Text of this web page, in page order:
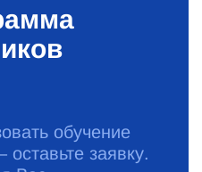
обучение
оставьте заявку.